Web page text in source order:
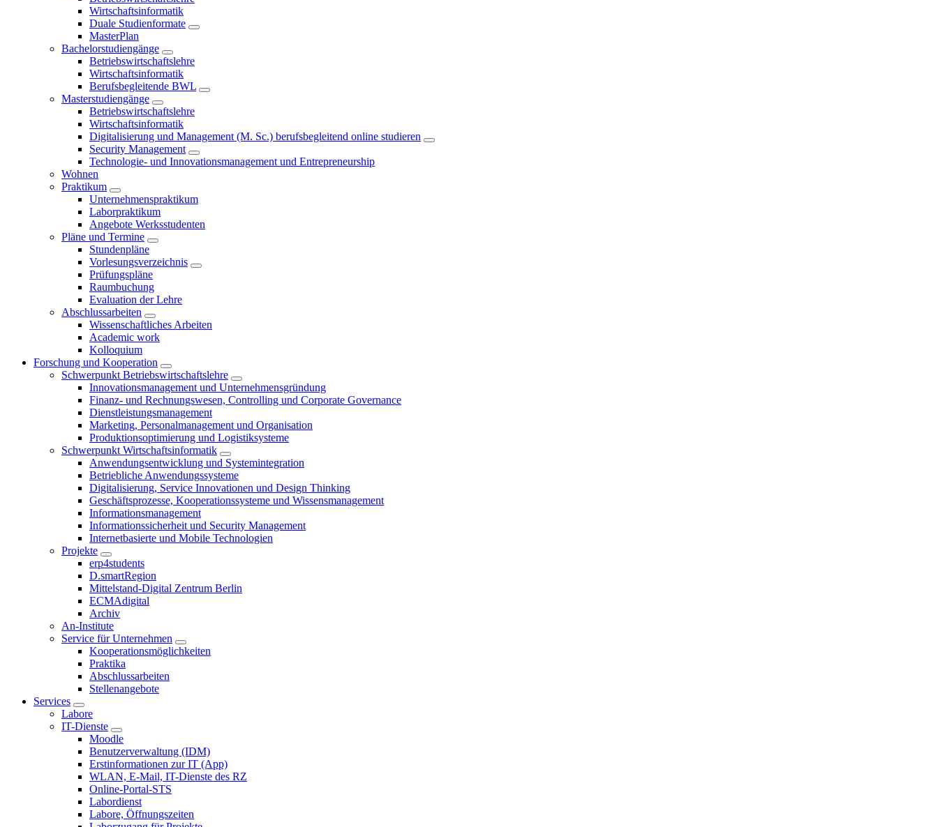
Wirtschaftsinformatik
Duale Studienformate
MasterPlan
Bachelorstudiengänge
Betriebswirtschaftslehre
Wirtschaftsinformatik
Berufsbegleitende BWL
Masterstudiengänge
Betriebswirtschaftslehre
Wirtschaftsinformatik
Digitalisierung und Management (M. Sc.) berufsbegleitend online studieren
Security Management
Technologie- und Innovationsmanagement und Entrepreneurship
Wohnen
Praktikum
Unternehmenspraktikum
Laborpraktikum
Angebote Werksstudenten
Pläne und Termine
Stundenpläne
Vorlesungsverzeichnis
Prüfungspläne
Raumbuchung
Evaluation der Lehre
Abschlussarbeiten
Wissenschaftliches Arbeiten
Academic work
Kolloquium
Forschung und Kooperation
Schwerpunkt Betriebswirtschaftslehre
Innovationsmanagement und Unternehmensgründung
Finanz- und Rechnungswesen, Controlling und Corporate Governance
Dienstleistungsmanagement
Marketing, Personalmanagement und Organisation
Produktionsoptimierung und Logistiksysteme
Schwerpunkt Wirtschaftsinformatik
Anwendungsentwicklung und Systemintegration
Betriebliche Anwendungssysteme
Digitalisierung, Service Innovationen und Design Thinking
Geschäftsprozesse, Kooperationssysteme und Wissensmanagement
Informationsmanagement
Informationssicherheit und Security Management
Internetbasierte und Mobile Technologien
Projekte
erp4students
D.smartRegion
Mittelstand-Digital Zentrum Berlin
ECMAdigital
Archiv
An-Institute
Service für Unternehmen
Kooperationsmöglichkeiten
Praktika
Abschlussarbeiten
Stellenangebote
Services
Labore
IT-Dienste
Moodle
Benutzerverwaltung (IDM)
Erstinformationen zur IT (App)
WLAN, E-Mail, IT-Dienste des RZ
Online-Portal-STS
Labordienst
Labore, Öffnungszeiten